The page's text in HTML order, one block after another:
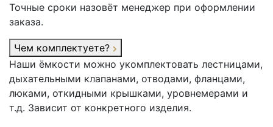
Точные сроки назовёт менеджер при оформлении
заказа.
Чем комплектуете?
Наши ёмкости можно укомплектовать лестницами,
дыхательными клапанами, отводами, фланцами,
люками, откидными крышками, уровнемерами и
т.д. Зависит от конкретного изделия.